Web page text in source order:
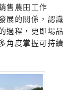
售農田工作
展的關係，認識
過程，更即場品
角度掌握可持續